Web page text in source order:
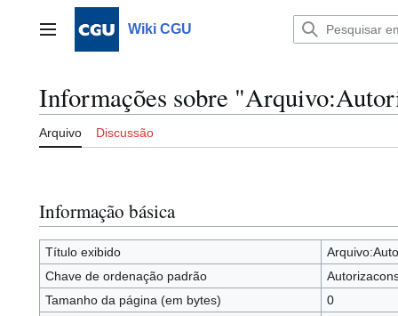
Menu principalWiki CGU
Informações sobre
Arquivo Discussão
Informação básica
Título exibido
Chave de ordenação padrão
Tamanho da página (em bytes)
0